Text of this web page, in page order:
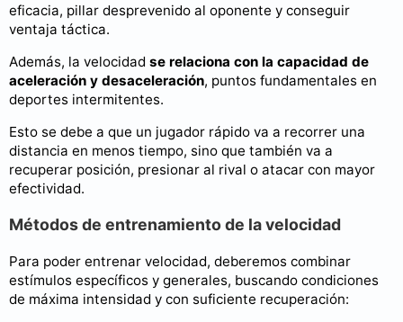
eficacia, pillar desprevenido al oponente y conseguir
ventaja táctica.
Además, la velocidad se relaciona con la capacidad de
aceleración y desaceleración, puntos fundamentales en
deportes intermitentes.
Esto se debe a que un jugador rápido va a recorrer una
distancia en menos tiempo, sino que también va a
recuperar posición, presionar al rival o atacar con mayor
efectividad.
Métodos de entrenamiento de la velocidad
Para poder entrenar velocidad, deberemos combinar
estímulos específicos y generales, buscando condiciones
de máxima intensidad y con suficiente recuperación: